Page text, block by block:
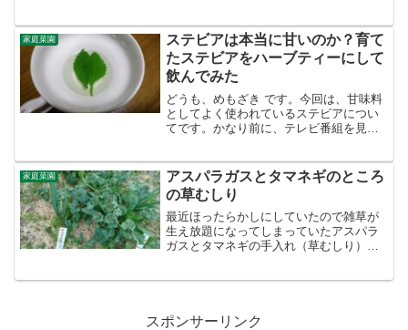
ロード・隼人いも安納芋手前が今回植え
た安納芋です。チラッと...
家庭菜園
ステビアは本当に甘いのか？育て
たステビアをハーブティーにして
飲んでみた
どうも、めもざき です。今回は、甘味料
としてよく使われているステビアについ
てです。かなり前に、テレビ番組を見て
ーなリアクションをしていたのが印象的
で’’本当に甘いのか...
家庭菜園
アスパラガスとタマネギのところ
の草むしり
最近ほったらかしにしていたので雑草が
生え放題になってしまっていたアスパラ
ガスとタマネギの手入れ（草むしり）を
スポンサーリンク